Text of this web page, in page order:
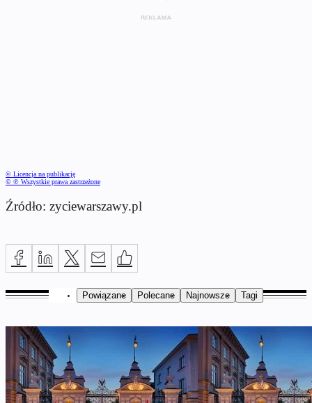
© Licencja na publikację
© ℗ Wszystkie prawa zastrzeżone
Źródło: zyciewarszawy.pl
Powiązane Polecane Najnowsze Tagi